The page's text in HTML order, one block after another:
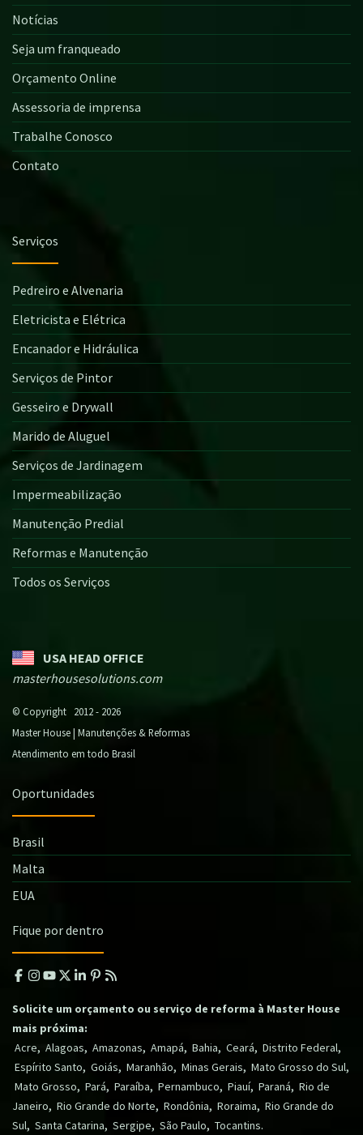
Notícias
Seja um franqueado
Orçamento Online
Assessoria de imprensa
Trabalhe Conosco
Contato
Serviços
Pedreiro e Alvenaria
Eletricista e Elétrica
Encanador e Hidráulica
Serviços de Pintor
Gesseiro e Drywall
Marido de Aluguel
Serviços de Jardinagem
Impermeabilização
Manutenção Predial
Reformas e Manutenção
Todos os Serviços
USA HEAD OFFICE
masterhousesolutions.com
© Copyright 2012 - 2026
Master House | Manutenções & Reformas
Atendimento em todo Brasil
Oportunidades
Brasil
Malta
EUA
Fique por dentro
Solicite um orçamento ou serviço de reforma à Master House
mais próxima:
Acre, Alagoas, Amazonas, Amapá, Bahia, Ceará, Distrito Federal,
Espírito Santo, Goiás, Maranhão, Minas Gerais, Mato Grosso do Sul,
Mato Grosso, Pará, Paraíba, Pernambuco, Piauí, Paraná, Rio de
Janeiro, Rio Grande do Norte, Rondônia, Roraima, Rio Grande do
Sul, Santa Catarina, Sergipe, São Paulo, Tocantins.